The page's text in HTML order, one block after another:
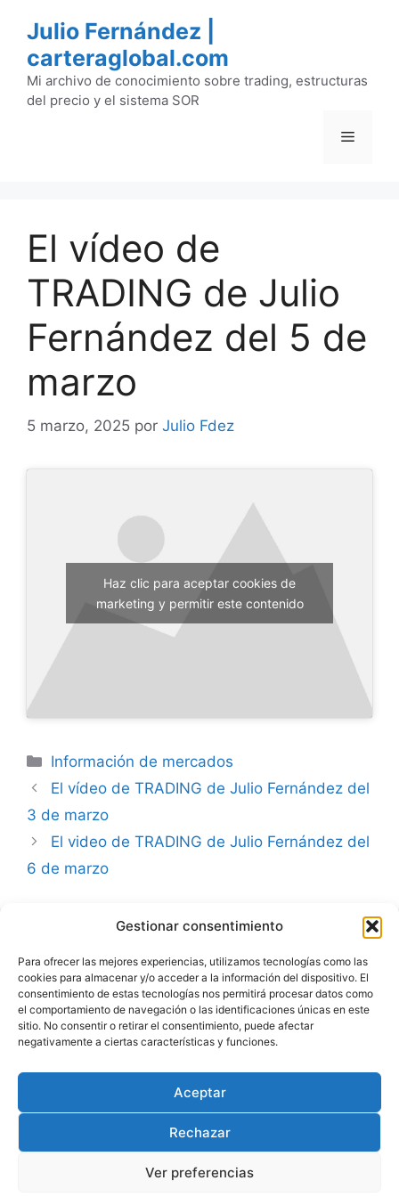
Gestionar consentimiento
Para ofrecer las mejores experiencias, utilizamos tecnologías como las
cookies para almacenar y/o acceder a la información del dispositivo. El
consentimiento de estas tecnologías nos permitirá procesar datos como
el comportamiento de navegación o las identificaciones únicas en este
sitio. No consentir o retirar el consentimiento, puede afectar
negativamente a ciertas características y funciones.
Aceptar
Rechazar
Ver preferencias
contenido
Julio Fernández |
carteraglobal.com
Mi archivo de conocimiento sobre trading, estructuras
del precio y el sistema SOR
Menú
El vídeo de
TRADING de Julio
Fernández del 5 de
marzo
5 marzo, 2025 por Julio Fdez
Haz clic para aceptar cookies de
marketing y permitir este contenido
Categorías
Información de mercados
El vídeo de TRADING de Julio Fernández del
3 de marzo
El video de TRADING de Julio Fernández del
6 de marzo
Advertencia
Política de privacidad
Aviso legal
Política de cookies